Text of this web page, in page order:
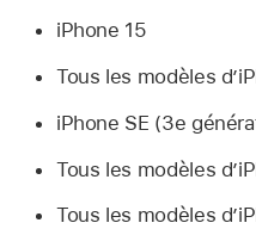
iPhone 15
Tous les modèles d’
iPhone SE (3e
Tous les modèles d’
Tous les modèles d’